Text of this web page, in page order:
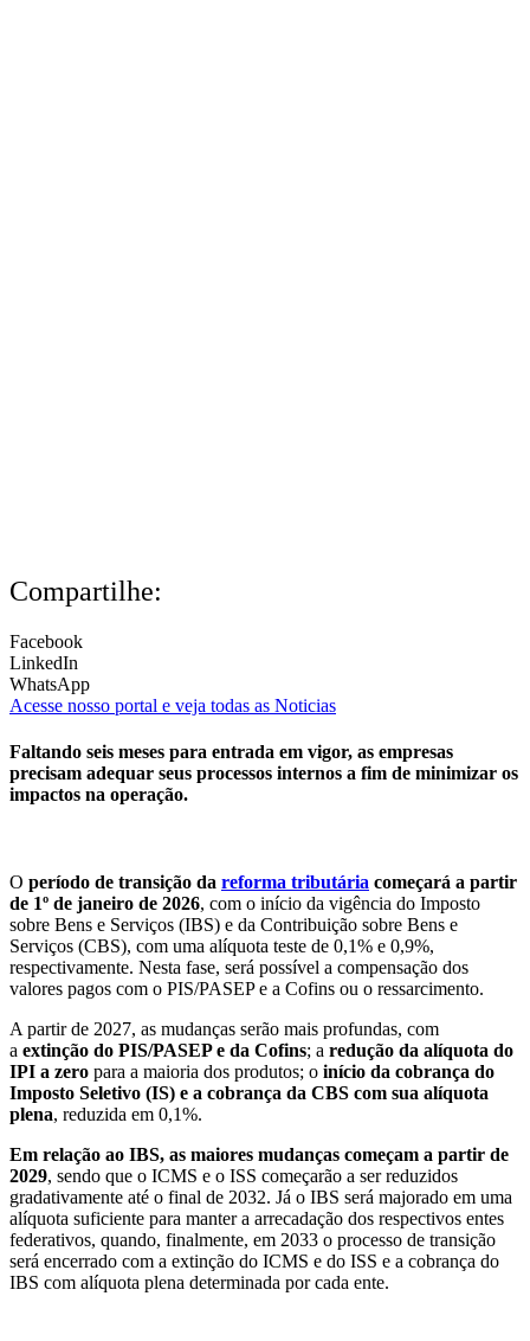
Compartilhe:
Facebook
LinkedIn
WhatsApp
Acesse nosso portal e veja todas as Noticias
Faltando seis meses para entrada em vigor, as empresas
precisam adequar seus processos internos a fim de minimizar os
impactos na operação.
O período de transição da reforma tributária começará a partir
de 1º de janeiro de 2026, com o início da vigência do Imposto
sobre Bens e Serviços (IBS) e da Contribuição sobre Bens e
Serviços (CBS), com uma alíquota teste de 0,1% e 0,9%,
respectivamente. Nesta fase, será possível a compensação dos
valores pagos com o PIS/PASEP e a Cofins ou o ressarcimento.
A partir de 2027, as mudanças serão mais profundas, com
a extinção do PIS/PASEP e da Cofins; a redução da alíquota do
IPI a zero para a maioria dos produtos; o início da cobrança do
Imposto Seletivo (IS) e a cobrança da CBS com sua alíquota
plena, reduzida em 0,1%.
Em relação ao IBS, as maiores mudanças começam a partir de
2029, sendo que o ICMS e o ISS começarão a ser reduzidos
gradativamente até o final de 2032. Já o IBS será majorado em uma
alíquota suficiente para manter a arrecadação dos respectivos entes
federativos, quando, finalmente, em 2033 o processo de transição
será encerrado com a extinção do ICMS e do ISS e a cobrança do
IBS com alíquota plena determinada por cada ente.